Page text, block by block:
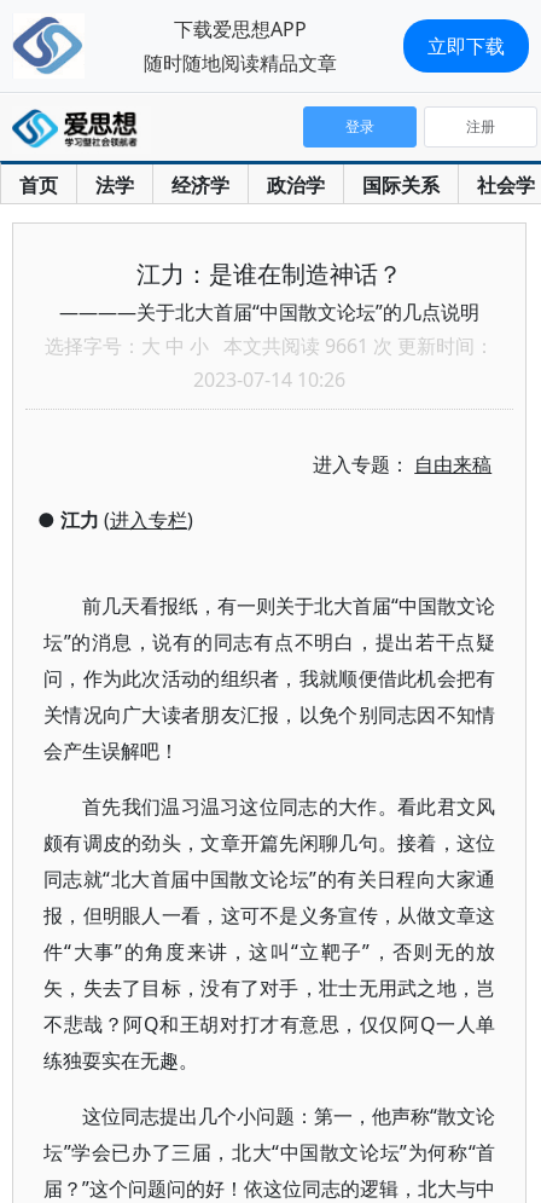
首页 法学 经济学 政治学 国际关系 社会学
登录 注册
江力：是谁在制造神话？
————关于北大首届“中国散文论坛”的几点说明
选择字号： 大 中 小 本文共阅读 9661 次 更新时间：
2023-07-14 10:26
进入专题： 自由来稿
● 江力 (进入专栏)
前几天看报纸，有一则关于北大首届“中国散文论
坛”的消息，说有的同志有点不明白，提出若干点疑
问，作为此次活动的组织者，我就顺便借此机会把有
关情况向广大读者朋友汇报，以免个别同志因不知情
会产生误解吧！
首先我们温习温习这位同志的大作。看此君文风
颇有调皮的劲头，文章开篇先闲聊几句。接着，这位
同志就“北大首届中国散文论坛”的有关日程向大家通
报，但明眼人一看，这可不是义务宣传，从做文章这
件“大事”的角度来讲，这叫“立靶子”，否则无的放
矢，失去了目标，没有了对手，壮士无用武之地，岂
不悲哉？阿Q和王胡对打才有意思，仅仅阿Q一人单
练独耍实在无趣。
这位同志提出几个小问题：第一，他声称“散文论
坛”学会已办了三届，北大“中国散文论坛”为何称“首
届？”这个问题问的好！依这位同志的逻辑，北大与中
下载爱思想APP
随时随地阅读精品文章
立即下载